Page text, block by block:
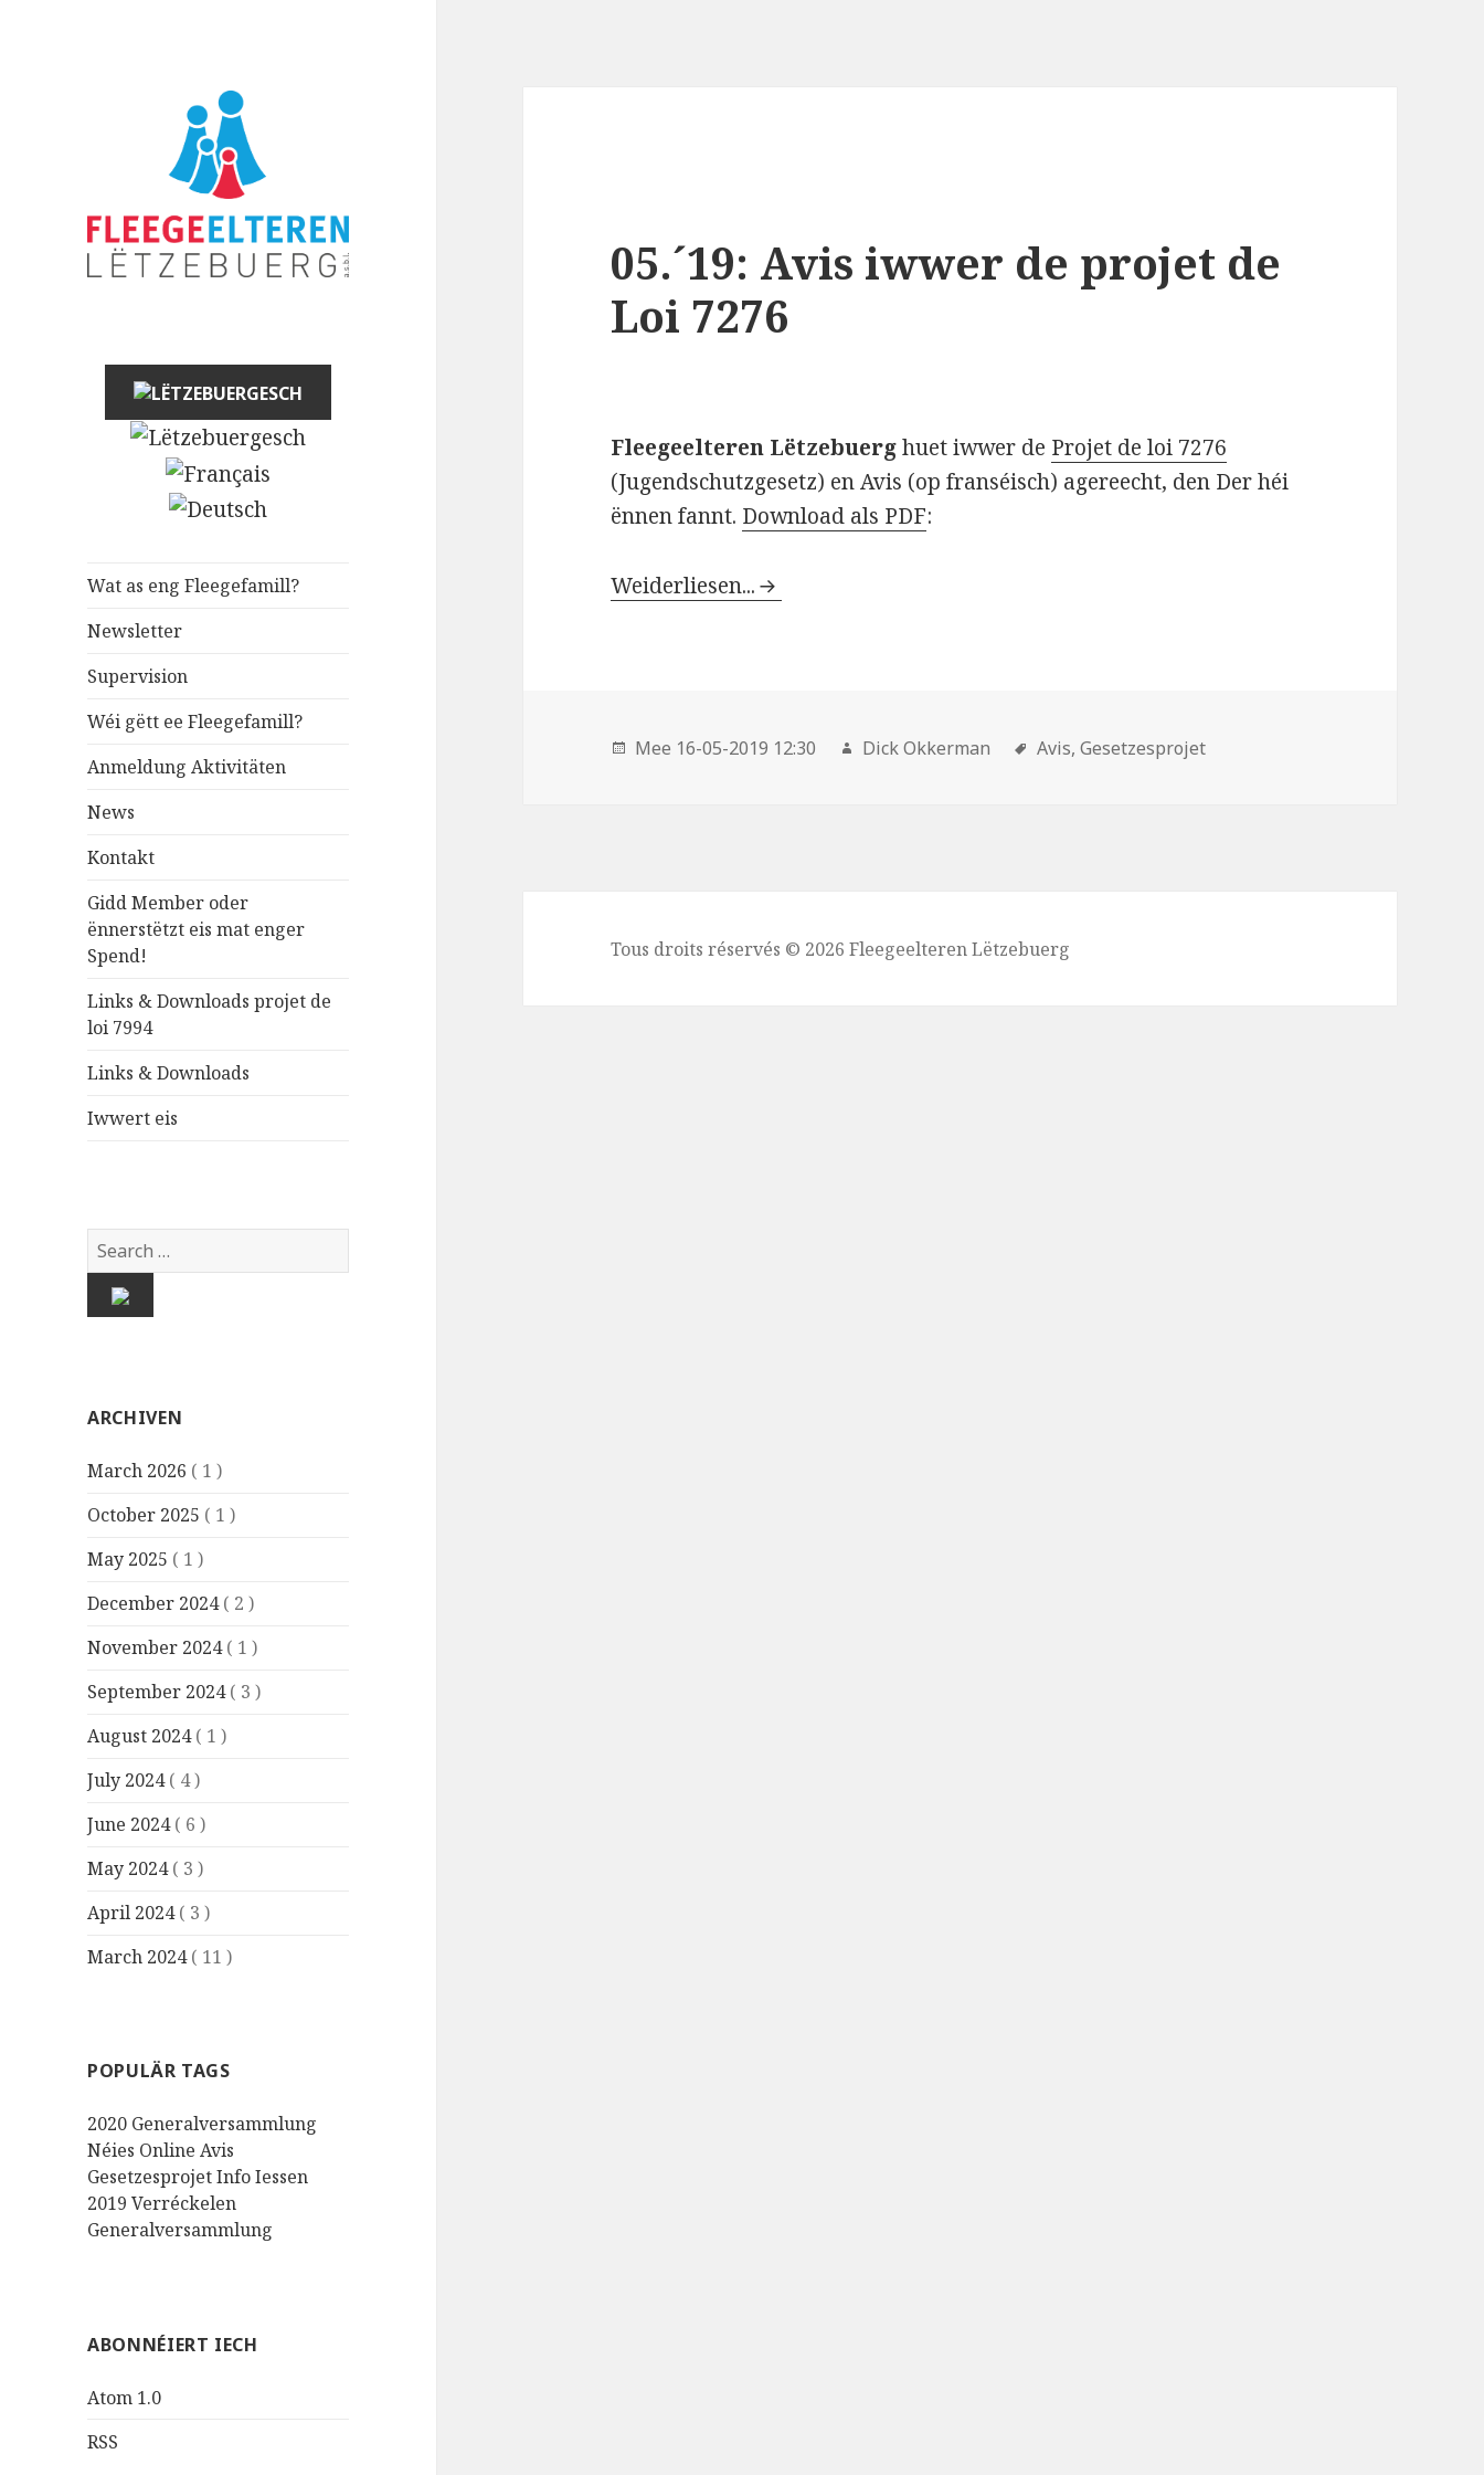
Wat as eng Fleegefamill?
Newsletter
Supervision
Wéi gëtt ee Fleegefamill?
Anmeldung Aktivitäten
News
Kontakt
Gidd Member oder
ënnerstëtzt eis mat enger
Spend!
Links & Downloads projet de
loi 7994
Links & Downloads
Iwwert eis
ARCHIVEN
March 2026 ( 1 )
October 2025 ( 1 )
May 2025 ( 1 )
December 2024 ( 2 )
November 2024 ( 1 )
September 2024 ( 3 )
August 2024 ( 1 )
July 2024 ( 4 )
June 2024 ( 6 )
May 2024 ( 3 )
April 2024 ( 3 )
March 2024 ( 11 )
POPULÄR TAGS
2020 Generalversammlung
Néies Online Avis
GesetzesprojetInfoIessen
2019 Verréckelen
Generalversammlung
ABONNÉIERT IECH
Atom 1.0
RSS
05.´19: Avis iwwer de projet de
Loi 7276
Fleegeelteren Lëtzebuerghuet iwwer de Projet de loi 7276
(Jugendschutzgesetz) en Avis (op franséisch) agereecht, den Der héi
ënnen fannt. Download als PDF:
Weiderliesen...
Mee 16-05-2019 12:30 Dick Okkerman Avis, Gesetzesprojet
Tous droits réservés © 2026 Fleegeelteren Lëtzebuerg